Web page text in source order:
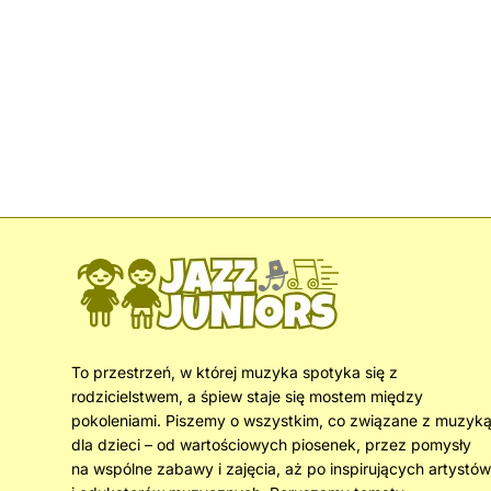
To przestrzeń, w której muzyka spotyka się z
rodzicielstwem, a śpiew staje się mostem między
pokoleniami. Piszemy o wszystkim, co związane z muzyką
dla dzieci – od wartościowych piosenek, przez pomysły
na wspólne zabawy i zajęcia, aż po inspirujących artystów